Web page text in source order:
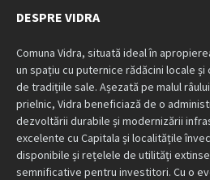
DESPRE VIDRA
Comuna Vidra, situată ideal în
un spațiu cu puternice rădăcini locale
de tradițiile sale. Așezată pe malul
prielnic, Vidra beneficiază de o
dezvoltării durabile și modernizării
excelente cu Capitala și localitățile
disponibile și rețelele de utilități
semnificative pentru investitori. Cu o